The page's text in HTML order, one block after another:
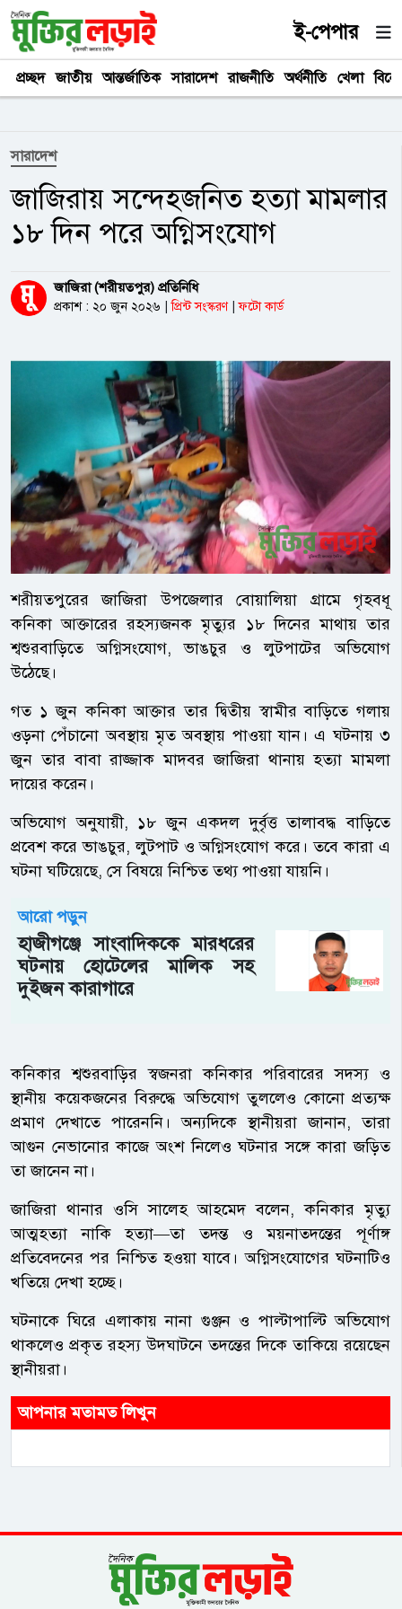
ই-পেপার
প্রচ্ছদ জাতীয় আন্তর্জাতিক সারাদেশ রাজনীতি অর্থনীতি খেলা
সারাদেশ
জাজিরায় সন্দেহজনিত হত্যা মামলার
১৮ দিন পরে অগ্নিসংযোগ
জাজিরা (শরীয়তপুর) প্রতিনিধি
প্রকাশ : ২০ জুন ২০২৬ প্রিন্ট সংস্করণ ফটো কার্ড
শরীয়তপুরের জাজিরা উপজেলার বোয়ালিয়া গ্রামে গৃহবধূ
কনিকা আক্তারের রহস্যজনক মৃত্যুর ১৮ দিনের মাথায় তার
শ্বশুরবাড়িতে অগ্নিসংযোগ, ভাঙচুর ও লুটপাটের অভিযোগ
উঠেছে।
গত ১ জুন কনিকা আক্তার তার দ্বিতীয় স্বামীর বাড়িতে গলায়
ওড়না পেঁচানো অবস্থায় মৃত অবস্থায় পাওয়া যান। এ ঘটনায় ৩
জুন তার বাবা রাজ্জাক মাদবর জাজিরা থানায় হত্যা মামলা
দায়ের করেন।
অভিযোগ অনুযায়ী, ১৮ জুন একদল দুর্বৃত্ত তালাবদ্ধ বাড়িতে
প্রবেশ করে ভাঙচুর, লুটপাট ও অগ্নিসংযোগ করে। তবে কারা এ
ঘটনা ঘটিয়েছে, সে বিষয়ে নিশ্চিত তথ্য পাওয়া যায়নি।
আরো পড়ুন
হাজীগঞ্জে সাংবাদিককে মারধরের
ঘটনায় হোটেলের মালিক সহ
দুইজন কারাগারে
কনিকার শ্বশুরবাড়ির স্বজনরা কনিকার পরিবারের সদস্য ও
স্থানীয় কয়েকজনের বিরুদ্ধে অভিযোগ তুললেও কোনো প্রত্যক্ষ
প্রমাণ দেখাতে পারেননি। অন্যদিকে স্থানীয়রা জানান, তারা
আগুন নেভানোর কাজে অংশ নিলেও ঘটনার সঙ্গে কারা জড়িত
তা জানেন না।
জাজিরা থানার ওসি সালেহ আহমেদ বলেন, কনিকার মৃত্যু
আত্মহত্যা নাকি হত্যা—তা তদন্ত ও ময়নাতদন্তের পূর্ণাঙ্গ
প্রতিবেদনের পর নিশ্চিত হওয়া যাবে। অগ্নিসংযোগের ঘটনাটিও
খতিয়ে দেখা হচ্ছে।
ঘটনাকে ঘিরে এলাকায় নানা গুঞ্জন ও পাল্টাপাল্টি অভিযোগ
থাকলেও প্রকৃত রহস্য উদঘাটনে তদন্তের দিকে তাকিয়ে রয়েছেন
স্থানীয়রা।
আপনার মতামত লিখুন